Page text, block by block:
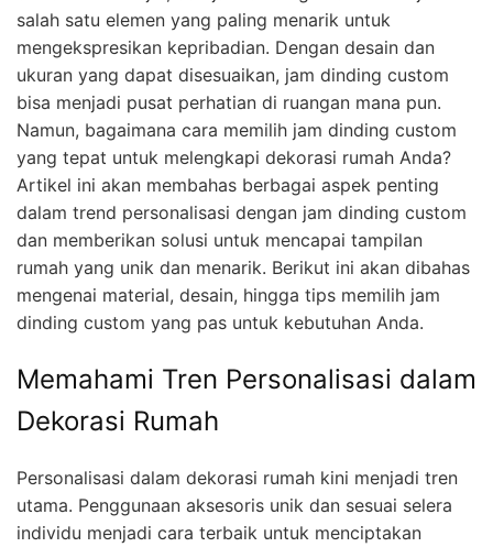
salah satu elemen yang paling menarik untuk
mengekspresikan kepribadian. Dengan desain dan
ukuran yang dapat disesuaikan, jam dinding custom
bisa menjadi pusat perhatian di ruangan mana pun.
Namun, bagaimana cara memilih jam dinding custom
yang tepat untuk melengkapi dekorasi rumah Anda?
Artikel ini akan membahas berbagai aspek penting
dalam trend personalisasi dengan jam dinding custom
dan memberikan solusi untuk mencapai tampilan
rumah yang unik dan menarik. Berikut ini akan dibahas
mengenai material, desain, hingga tips memilih jam
dinding custom yang pas untuk kebutuhan Anda.
Memahami Tren Personalisasi dalam
Dekorasi Rumah
Personalisasi dalam dekorasi rumah kini menjadi tren
utama. Penggunaan aksesoris unik dan sesuai selera
individu menjadi cara terbaik untuk menciptakan